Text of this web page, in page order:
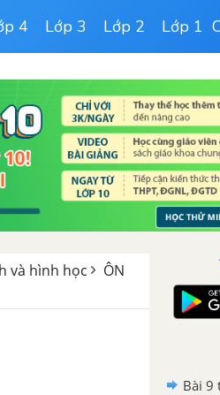
4 Lớp 3 Lớp 2 Lớp 1
và hình học
ÔN